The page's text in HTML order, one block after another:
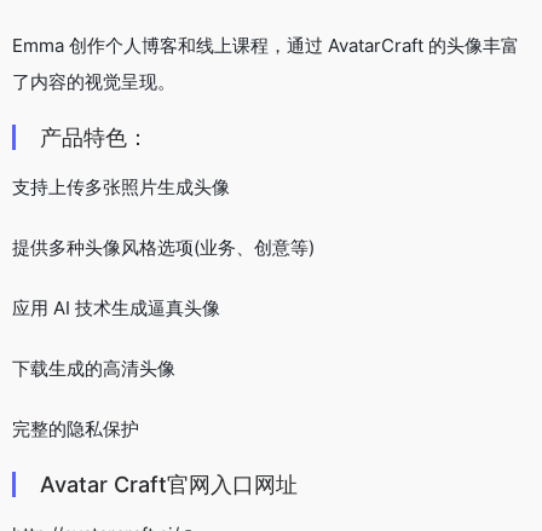
Emma 创作个人博客和线上课程，通过 AvatarCraft 的头像丰富
了内容的视觉呈现。
产品特色：
支持上传多张照片生成头像
提供多种头像风格选项(业务、创意等)
应用 AI 技术生成逼真头像
下载生成的高清头像
完整的隐私保护
Avatar Craft官网入口网址